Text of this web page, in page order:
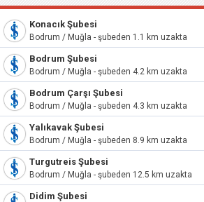
Konacık Şubesi
Bodrum / Muğla - şubeden 1.1 km uzakta
Bodrum Şubesi
Bodrum / Muğla - şubeden 4.2 km uzakta
Bodrum Çarşı Şubesi
Bodrum / Muğla - şubeden 4.3 km uzakta
Yalıkavak Şubesi
Bodrum / Muğla - şubeden 8.9 km uzakta
Turgutreis Şubesi
Bodrum / Muğla - şubeden 12.5 km uzakta
Didim Şubesi